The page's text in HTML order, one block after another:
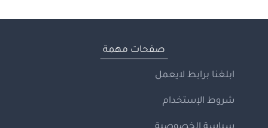
صفحات مهمة
ابلغنا برابط لايعمل
شروط الإستخدام